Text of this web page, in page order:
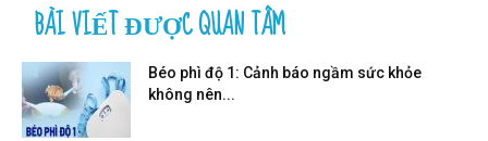
BÀI VIẾT ĐƯỢC QUAN TÂM
Béo phì độ 1: Cảnh báo ngầm sức khỏe
không nên...